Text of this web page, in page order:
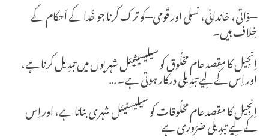
—ذاتی، خاندانی، نسلی اور قَومی—کو ترک کرنا جو خُدا کے اَحکام کے
خِلاف ہیں۔
اِنجِیل کا مقصد عام مخلُوق کو سیلیسیٹیئل شہریوں میں تبدِیل کرنا ہے،
اور اِس کے لِیے تبدِیلی درکار ہوتی ہے۔ …
اِنجِیل کا مقصد عام مخلُوقات کو سیلیسٹیئل شہری بنانا ہے، اور اِس
کے لِیے تبدِیلی ضرُوری ہے